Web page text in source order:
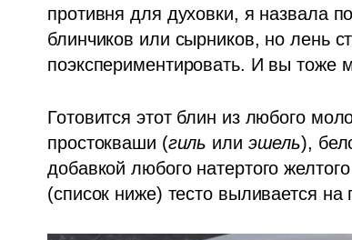
противня для духовки, я назвала
блинчиков или сырников, но лень
поэкспериментировать. И вы тоже
Готовится этот блин из любого
простокваши (гиль или эшель),
добавкой любого натертого
(список ниже) тесто выливается на